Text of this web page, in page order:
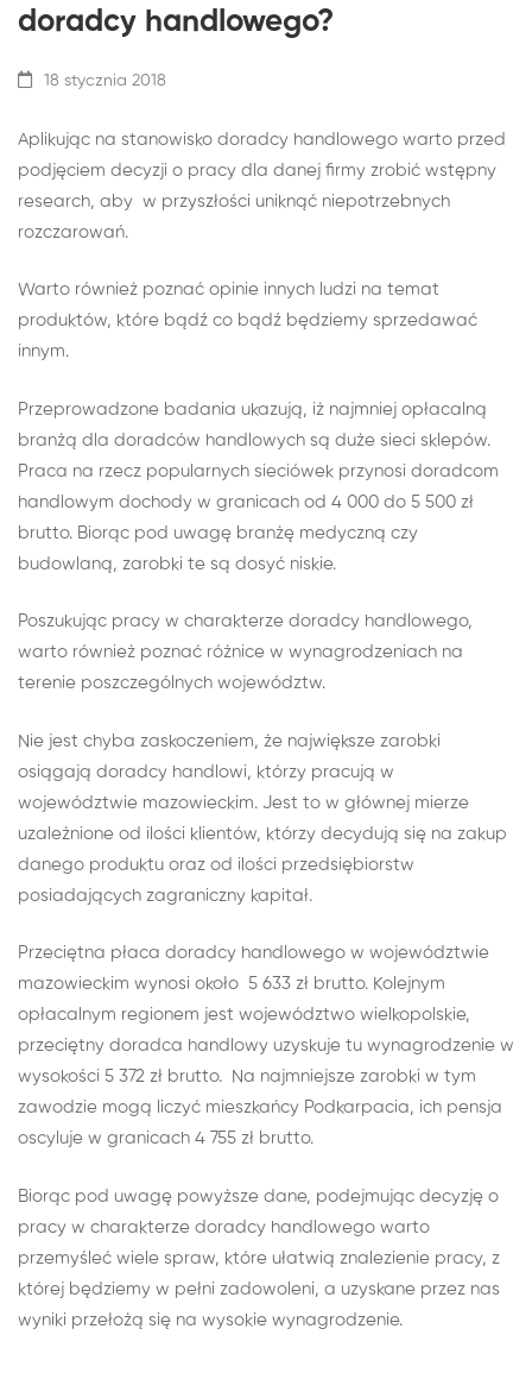
doradcy handlowego?
18 stycznia 2018
Aplikując na stanowisko doradcy handlowego warto przed
podjęciem decyzji o pracy dla danej firmy zrobić wstępny
research, aby w przyszłości uniknąć niepotrzebnych
rozczarowań.
Warto również poznać opinie innych ludzi na temat
produktów, które bądź co bądź będziemy sprzedawać
innym.
Przeprowadzone badania ukazują, iż najmniej opłacalną
branżą dla doradców handlowych są duże sieci sklepów.
Praca na rzecz popularnych sieciówek przynosi doradcom
handlowym dochody w granicach od 4 000 do 5 500 zł
brutto. Biorąc pod uwagę branżę medyczną czy
budowlaną, zarobki te są dosyć niskie.
Poszukując pracy w charakterze doradcy handlowego,
warto również poznać różnice w wynagrodzeniach na
terenie poszczególnych województw.
Nie jest chyba zaskoczeniem, że największe zarobki
osiągają doradcy handlowi, którzy pracują w
województwie mazowieckim. Jest to w głównej mierze
uzależnione od ilości klientów, którzy decydują się na zakup
danego produktu oraz od ilości przedsiębiorstw
posiadających zagraniczny kapitał.
Przeciętna płaca doradcy handlowego w województwie
mazowieckim wynosi około 5 633 zł brutto. Kolejnym
opłacalnym regionem jest województwo wielkopolskie,
przeciętny doradca handlowy uzyskuje tu wynagrodzenie w
wysokości 5 372 zł brutto. Na najmniejsze zarobki w tym
zawodzie mogą liczyć mieszkańcy Podkarpacia, ich pensja
oscyluje w granicach 4 755 zł brutto.
Biorąc pod uwagę powyższe dane, podejmując decyzję o
pracy w charakterze doradcy handlowego warto
przemyśleć wiele spraw, które ułatwią znalezienie pracy, z
której będziemy w pełni zadowoleni, a uzyskane przez nas
wyniki przełożą się na wysokie wynagrodzenie.